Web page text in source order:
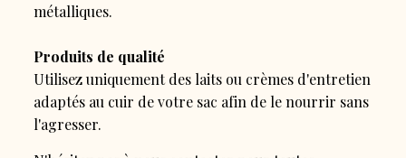
métalliques.
Produits de qualité
Utilisez uniquement des laits ou crèmes d'entretien
adaptés au cuir de votre sac afin de le nourrir sans
l'agresser.